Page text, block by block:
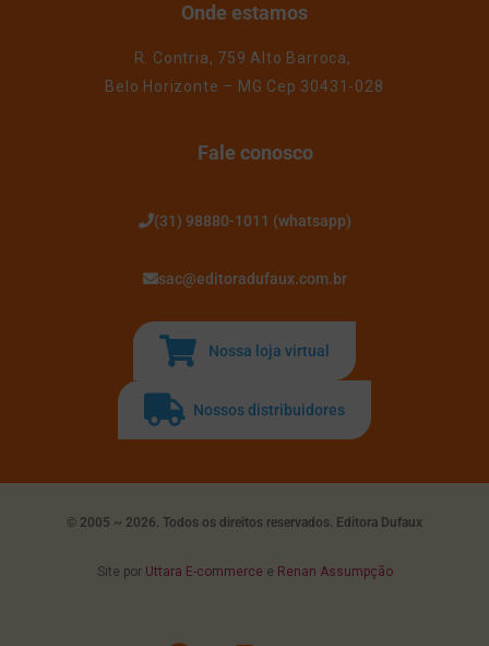
Onde estamos
R. Contria, 759 Alto Barroca,
Belo Horizonte – MG Cep 30431-028
Fale conosco
(31) 98880-1011 (whatsapp)
sac@editoradufaux.com.br
Nossa loja virtual
Nossos distribuidores
© 2005 ~ 2026. Todos os direitos reservados. Editora Dufaux
Site por Uttara E-commerce e Renan Assumpção